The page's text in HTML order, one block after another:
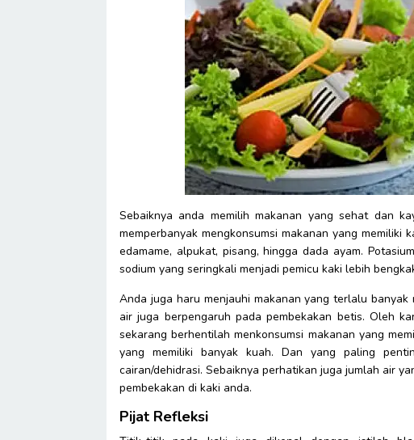
Sebaiknya anda memilih makanan yang sehat dan
memperbanyak mengkonsumsi makanan yang
edamame, alpukat, pisang, hingga dada ayam.
sodium yang seringkali menjadi pemicu kaki lebih
Anda juga haru menjauhi makanan yang terlalu
air juga berpengaruh pada pembekakan betis. Oleh
sekarang berhentilah menkonsumsi makanan yang
yang memiliki banyak kuah. Dan yang paling
cairan/dehidrasi. Sebaiknya perhatikan juga jumlah air
pembekakan di kaki anda.
Pijat Refleksi